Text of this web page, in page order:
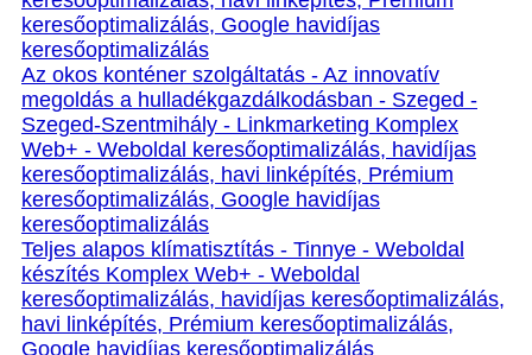
keresőoptimalizálás, Google havidíjas
keresőoptimalizálás
Az okos konténer szolgáltatás - Az innovatív
megoldás a hulladékgazdálkodásban - Szeged -
Szeged-Szentmihály - Linkmarketing Komplex
Web+ - Weboldal keresőoptimalizálás, havidíjas
keresőoptimalizálás, havi linképítés, Prémium
keresőoptimalizálás, Google havidíjas
keresőoptimalizálás
Teljes alapos klímatisztítás - Tinnye - Weboldal
készítés Komplex Web+ - Weboldal
keresőoptimalizálás, havidíjas keresőoptimalizálás,
havi linképítés, Prémium keresőoptimalizálás,
Google havidíjas keresőoptimalizálás